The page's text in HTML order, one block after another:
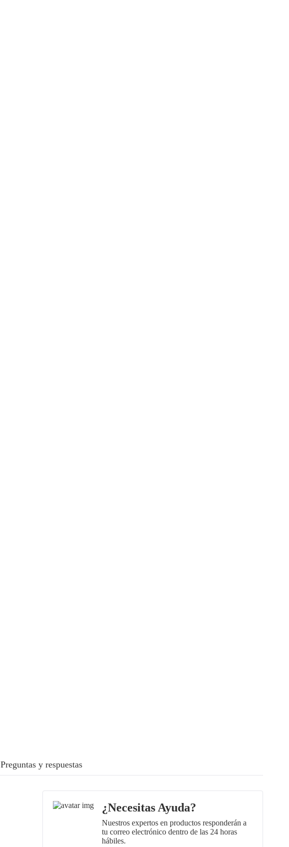
Preguntas y respuestas
¿Necesitas Ayuda?
Nuestros expertos en productos responderán a
tu correo electrónico dentro de las 24 horas
hábiles.